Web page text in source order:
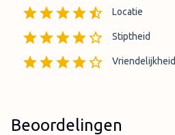
Locatie
Stiptheid
Vriendelijkheid
Beoordelingen